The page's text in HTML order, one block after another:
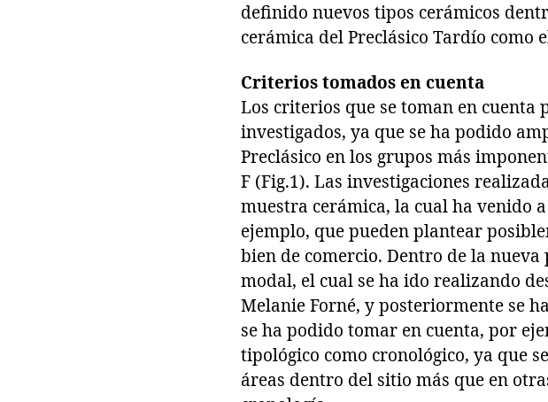
definido nuevos tipos cerámicos
cerámica del Preclásico Tardío como
Criterios tomados en cuenta
Los criterios que se toman en cuenta
investigados, ya que se ha podido
Preclásico en los grupos más
F (Fig.1). Las investigaciones
muestra cerámica, la cual ha venido
ejemplo, que pueden plantear
bien de comercio. Dentro de la
modal, el cual se ha ido realizando
Melanie Forné, y posteriormente se
se ha podido tomar en cuenta, por
tipológico como cronológico, ya que
áreas dentro del sitio más que en